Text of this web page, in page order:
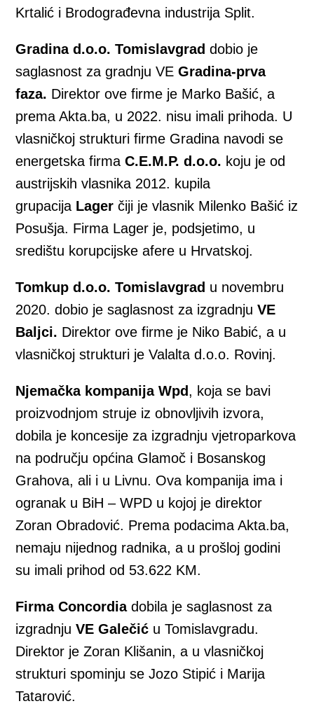
Krtalić i Brodograđevna industrija Split.
Gradina d.o.o. Tomislavgrad dobio je
saglasnost za gradnju VEGradina-prva
faza. Direktor ove firme je Marko Bašić, a
prema Akta.ba, u 2022. nisu imali prihoda. U
vlasničkoj strukturi firme Gradina navodi se
energetska firmaC.E.M.P. d.o.o. koju je od
austrijskih vlasnika 2012. kupila
grupacija Lager čiji je vlasnik Milenko Bašić iz
Posušja. Firma Lager je, podsjetimo, u
središtu korupcijske afere u Hrvatskoj.
Tomkup d.o.o. Tomislavgrad u novembru
2020. dobio je saglasnost za izgradnjuVE
Baljci. Direktor ove firme je Niko Babić, a u
vlasničkoj strukturi je Valalta d.o.o. Rovinj.
Njemačka kompanija Wpd, koja se bavi
proizvodnjom struje iz obnovljivih izvora,
dobila je koncesije za izgradnju vjetroparkova
na području općina Glamoč i Bosanskog
Grahova, ali i u Livnu. Ova kompanija ima i
ogranak u BiH – WPD u kojoj je direktor
Zoran Obradović. Prema podacima Akta.ba,
nemaju nijednog radnika, a u prošloj godini
su imali prihod od 53.622 KM.
Firma Concordiadobila je saglasnost za
izgradnjuVE Galečić u Tomislavgradu.
Direktor je Zoran Klišanin, a u vlasničkoj
strukturi spominju se Jozo Stipić i Marija
Tatarović.